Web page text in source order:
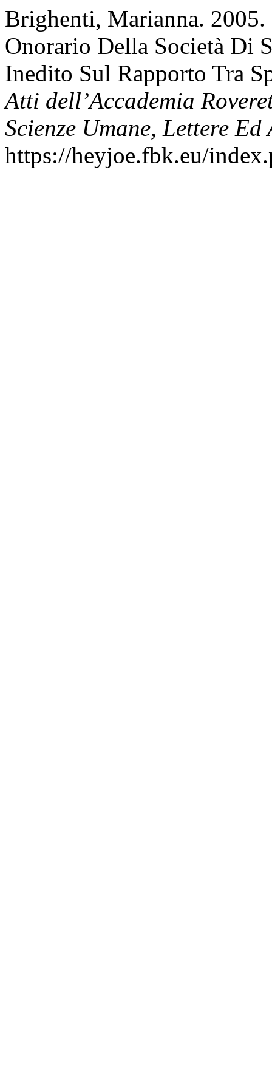
Brighenti, Marianna.
Onorario Della Società Di
Inedito Sul Rapporto Tra
Atti dell’Accademia
Scienze Umane, Lettere Ed
https://heyjoe.fbk.eu/